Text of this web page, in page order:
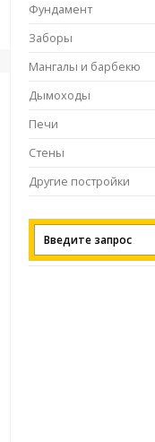
Фундамент
Заборы
Мангалы и барбекю
Дымоходы
Печи
Стены
Другие постройки